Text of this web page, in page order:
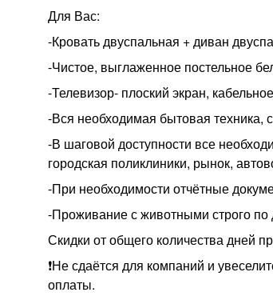
Для Вас:
-Кровать двуспальная + диван
-Чистое, выглаженное постельное
-Телевизор- плоский экран,
-Вся необходимая бытовая техника,
-В шаговой доступности все
городская поликлиники, рынок,
-При необходимости отчётные
-Проживание с животными строго по
Скидки от общего количества дней
❗Не сдаётся для компаний и
оплаты.